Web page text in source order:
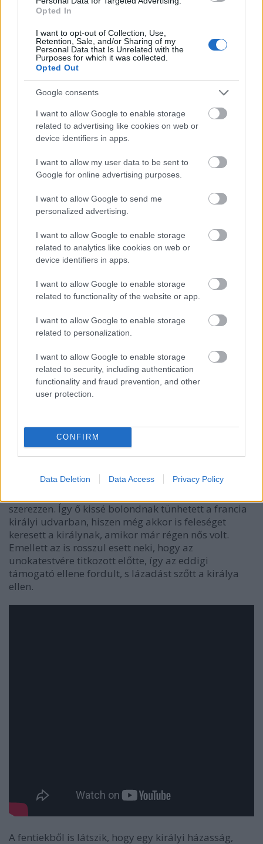
Opted In
I want to opt-out of Collection, Use,
Retention, Sale, and/or Sharing of my
Personal Data that Is Unrelated with the
Purposes for which it was collected.
Opted Out
Google consents
I want to allow Google to enable storage
related to advertising like cookies on web or
device identifiers in apps.
I want to allow my user data to be sent to
Google for online advertising purposes.
I want to allow Google to send me
personalized advertising.
I want to allow Google to enable storage
related to analytics like cookies on web or
device identifiers in apps.
I want to allow Google to enable storage
related to functionality of the website or app.
I want to allow Google to enable storage
related to personalization.
I want to allow Google to enable storage
related to security, including authentication
functionality and fraud prevention, and other
user protection.
CONFIRM
Data Deletion Data Access Privacy Policy
A neves eseményre általánosan elfogadottan 1464.
május 1-én került sor, s egyáltalán nem követte a
szokásokat, hiszen teljesen titokban történt, de
teljesen szabályosan. A királynak arra is volt gondja,
hogy egészen szeptember közepéig titokban tartsa a
házasságot, s csak akkor mutatta be a feleségét a
readingi tanácskozáson. Ha a tanács tagjai meg is
lepődtek a király döntésén, az ott megjelenő
gyönyörű, szinte földre omló aranyszínű hajkoronájú
ifjú feleség láttán a szavuk is elakadhatott.
Persze az, hogy megértették a király döntését, még
nem jelentette azt, hogy el is fogadták. Különösen
érezhette magát, hiszen rengeteg energiát ölt abba,
szerezzen. Így ő kissé bolondnak tünhetett a francia
királyi udvarban, hiszen még akkor is feleséget
keresett a királynak, amikor már régen nős volt.
Emellett az is rosszul esett neki, hogy az
unokatestvére titkozott előtte, így az eddigi
támogató ellene fordult, s lázadást szőtt a királya
ellen.
A fentiekből is látszik, hogy egy királyi házasság,